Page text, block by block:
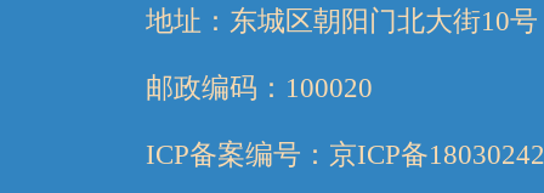
地址：东城区朝阳门北大街10号
邮政编码：100020
ICP备案编号：京ICP备